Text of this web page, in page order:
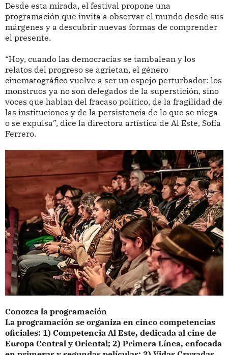
Desde esta mirada, el festival propone una
programación que invita a observar el mundo desde sus
márgenes y a descubrir nuevas formas de comprender
el presente.
“Hoy, cuando las democracias se tambalean y los
relatos del progreso se agrietan, el género
cinematográfico vuelve a ser un espejo perturbador: los
monstruos ya no son delegados de la superstición, sino
voces que hablan del fracaso político, de la fragilidad de
las instituciones y de la persistencia de lo que se niega
o se expulsa”, dice la directora artística de Al Este, Sofía
Ferrero.
Conozca la programación
La programación se organiza en cinco competencias
oficiales: 1) Competencia Al Este, dedicada al cine de
Europa Central y Oriental; 2) Primera Línea, enfocada